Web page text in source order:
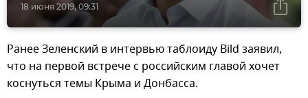
18 июня 2019, 09:31
Ранее Зеленский в интервью таблоиду Bild заявил,
что на первой встрече с российским главой хочет
коснуться темы Крыма и Донбасса.